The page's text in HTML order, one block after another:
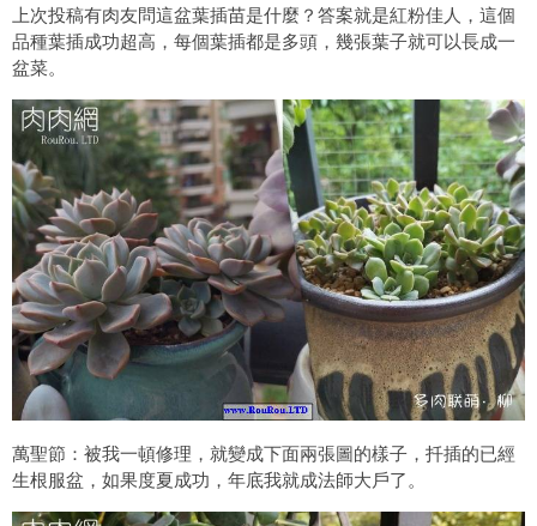
上次投稿有肉友問這盆葉插苗是什麼？答案就是紅粉佳人，這個
品種葉插成功超高，每個葉插都是多頭，幾張葉子就可以長成一
盆菜。
萬聖節：被我一頓修理，就變成下面兩張圖的樣子，扦插的已經
生根服盆，如果度夏成功，年底我就成法師大戶了。